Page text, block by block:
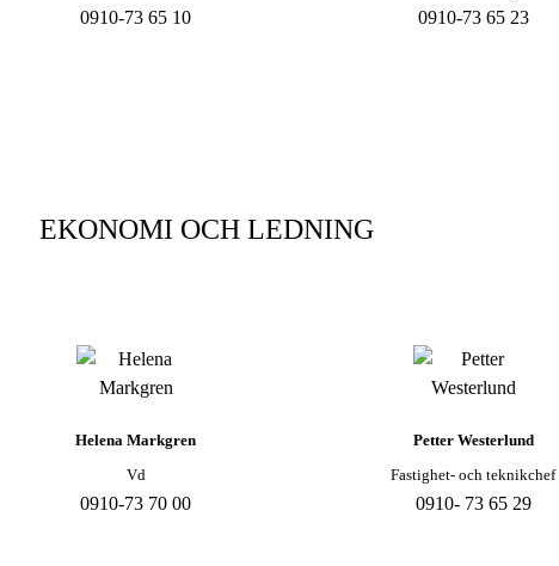
0910-73 65 10 0910-73 65 23
EKONOMI OCH LEDNING
Helena Markgren
Vd
0910-73 70 00
Petter Westerlund
Fastighet- och teknikchef
0910- 73 65 29